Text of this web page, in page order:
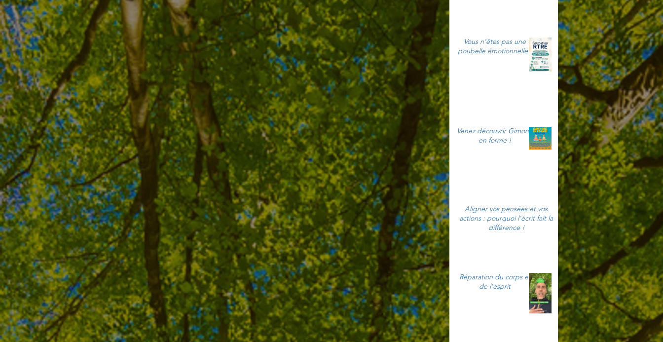
Vous n'êtes pas une
poubelle émotionnelle !
Venez découvrir Gimone
en forme !
Aligner vos pensées et vos
actions : pourquoi l’écrit fait la
différence !
Réparation du corps et
de l’esprit